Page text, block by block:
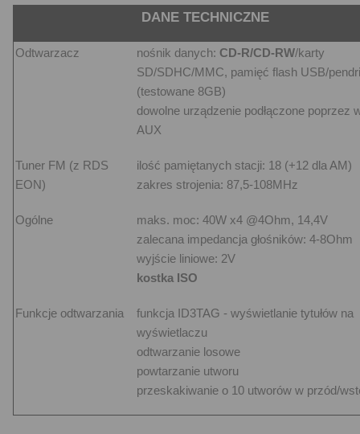
DANE TECHNICZNE
Odtwarzacz nośnik danych: CD-R/CD-RW/karty
SD/SDHC/MMC, pamięć flash USB/
(testowane 8GB)
dowolne urządzenie podłączone poprzez
AUX
Tuner FM (z RDS
EON)
ilość pamiętanych stacji: 18 (+12 dla AM)
zakres strojenia: 87,5-108MHz
Ogólne
maks. moc: 40W x4 @4Ohm, 14,4V
zalecana impedancja głośników: 4-8Ohm
wyjście liniowe: 2V
kostka ISO
Funkcje odtwarzania
funkcja ID3TAG - wyświetlanie tytułów na
wyświetlaczu
odtwarzanie losowe
powtarzanie utworu
przeskakiwanie o 10 utworów w przód/